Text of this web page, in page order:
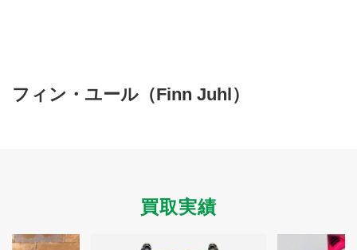
新着情報
プライバシーポリシー
規約・同意書
本人確認書類アップロード
フィン・ユール（Finn Juhl）
買取実績